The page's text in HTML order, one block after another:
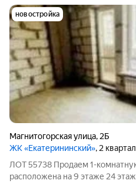
новостройка
Магнитогорская улица, 2Б
ЖК «Екатерининский», 2
ЛОТ 55738 Продаем 1-
расположена на 9 этаже 24